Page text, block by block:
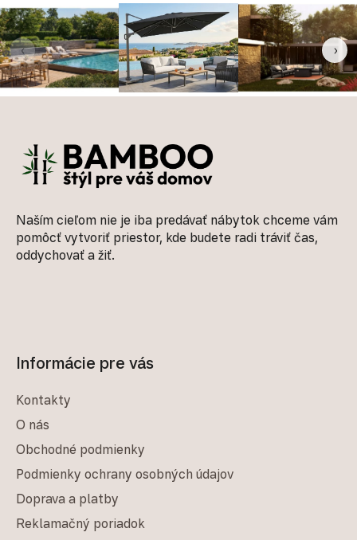
‹ ›
Naším cieľom nie je iba predávať nábytok chceme vám
pomôcť vytvoriť priestor, kde budete radi tráviť čas,
oddychovať a žiť.
Informácie pre vás
Kontakty
O nás
Obchodné podmienky
Podmienky ochrany osobných údajov
Doprava a platby
Reklamačný poriadok